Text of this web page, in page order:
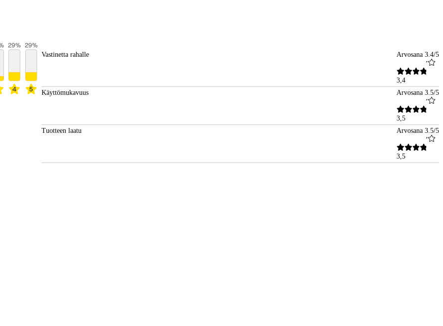
4
29%
5
29%
Vastinetta rahalle Arvosana 3.4/5
3,4
Käyttömukavuus
Arvosana 3.5/5
3,5
Tuotteen laatu
Arvosana 3.5/5
3,5